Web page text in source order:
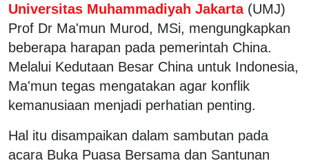
Universitas Muhammadiyah Jakarta(UMJ)
Prof Dr Ma'mun Murod, MSi, mengungkapkan
beberapa harapan pada pemerintah China.
Melalui Kedutaan Besar China untuk Indonesia,
Ma'mun tegas mengatakan agar konflik
kemanusiaan menjadi perhatian penting.
Hal itu disampaikan dalam sambutan pada
acara Buka Puasa Bersama dan Santunan